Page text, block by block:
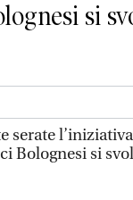
si
l’iniziativa
Bolognesi si